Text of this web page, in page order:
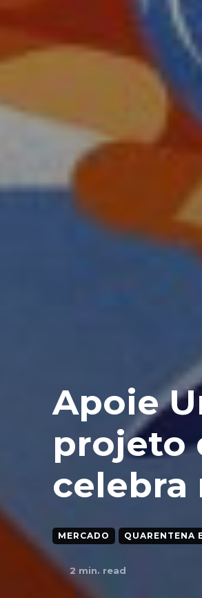
Apoie
projeto
celebra
MERCADO QUARENTENA
2 min. read